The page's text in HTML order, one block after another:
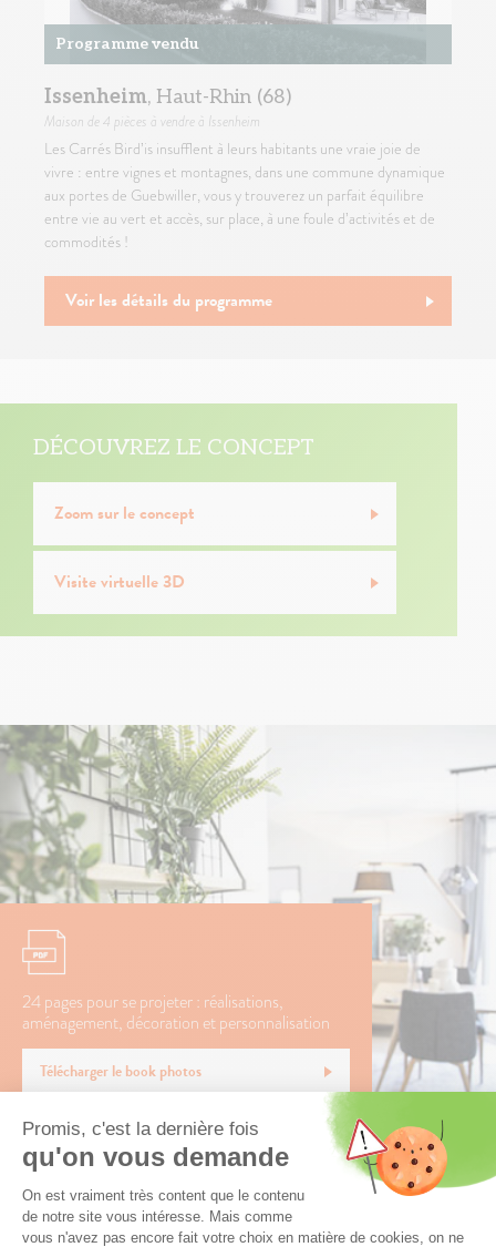
Programme vendu
Issenheim, Haut-Rhin (68)
Maison de 4 pièces à vendre à Issenheim
Les Carrés Bird’is insufflent à leurs habitants une vraie joie de
vivre : entre vignes et montagnes, dans une commune dynamique
aux portes de Guebwiller, vous y trouverez un parfait équilibre
entre vie au vert et accès, sur place, à une foule d’activités et de
commodités !
Voir les détails du programme
DÉCOUVREZ LE CONCEPT
Zoom sur le concept
Visite virtuelle 3D
24 pages pour se projeter : réalisations,
aménagement, décoration et personnalisation
Télécharger le book photos